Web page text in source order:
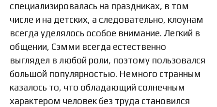
специализировалась на праздниках, в том
числе и на детских, а следовательно, клоунам
всегда уделялось особое внимание. Легкий в
общении, Сэмми всегда естественно
выглядел в любой роли, поэтому пользовался
большой популярностью. Немного странным
казалось то, что обладающий солнечным
характером человек без труда становился